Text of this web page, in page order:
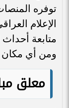
توفره
الإعلام
متابعة
ومن أي مكان
معلق